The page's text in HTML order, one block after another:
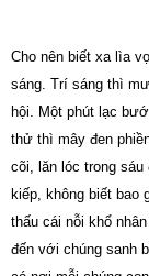
Cho nên biết xa lìa
sáng. Trí sáng thì
hội. Một phút lạc
thử thì mây đen
cõi, lăn lóc trong
kiếp, không biết bao
thấu cái nỗi khổ
đến với chúng sanh